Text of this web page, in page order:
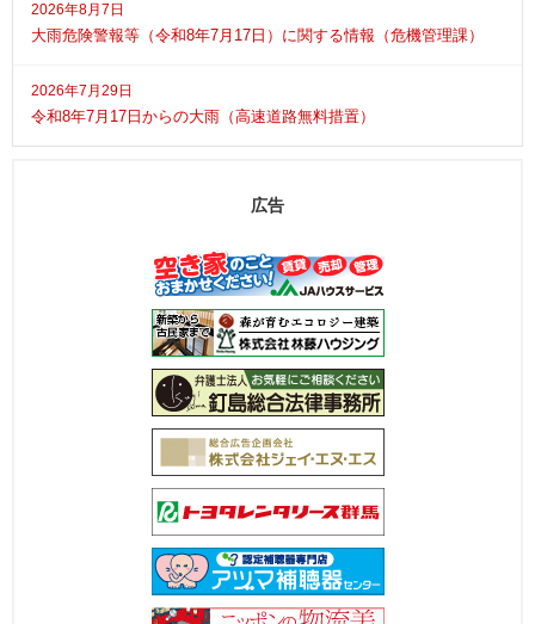
2026年8月7日
大雨危険警報等（令和8年7月17日）に関する情報（危機管理課）
2026年7月29日
令和8年7月17日からの大雨（高速道路無料措置）
広告